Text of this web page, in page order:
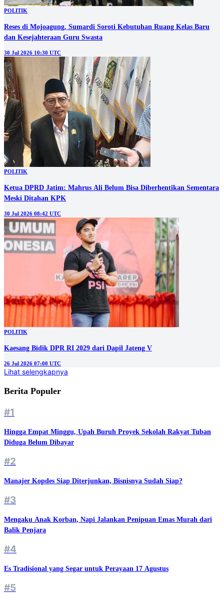
POLITIK
Reses di Mojoagung, Sumardi Soroti Kebutuhan Ruang Kelas Baru
dan Kesejahteraan Guru Swasta
30 Jul 2026 10:30 UTC
POLITIK
Ketua DPRD Jatim: Mahrus Ali Belum Bisa Diberhentikan Sementara
Meski Ditahan KPK
30 Jul 2026 08:42 UTC
POLITIK
Kaesang Bidik DPR RI 2029 dari Dapil Jateng V
26 Jul 2026 07:00 UTC
Lihat selengkapnya
Berita Populer
#1
Hingga Empat Minggu, Upah Buruh Proyek Sekolah Rakyat Tuban
Diduga Belum Dibayar
#2
Manajer Kopdes Siap Diterjunkan, Bisnisnya Sudah Siap?
#3
Mengaku Anak Korban, Napi Jalankan Penipuan Emas Murah dari
Balik Penjara
#4
Es Tradisional yang Segar untuk Perayaan 17 Agustus
#5